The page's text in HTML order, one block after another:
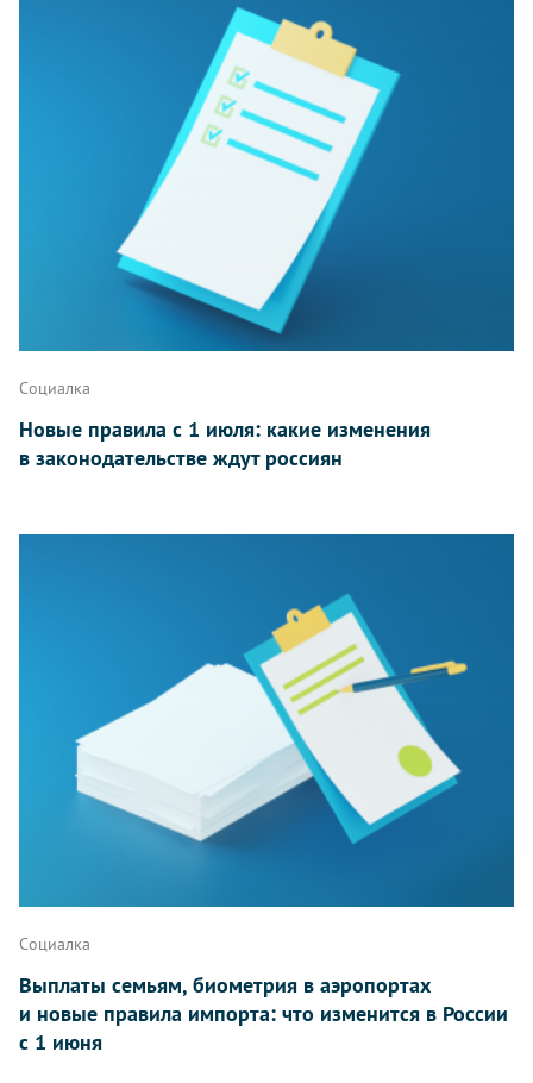
Социалка
Новые правила с 1 июля: какие изменения
в законодательстве ждут россиян
Социалка
Выплаты семьям, биометрия в аэропортах
и новые правила импорта: что изменится в России
с 1 июня